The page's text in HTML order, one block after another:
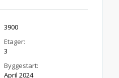
3900
Etager:
3
Byggestart:
April 2024